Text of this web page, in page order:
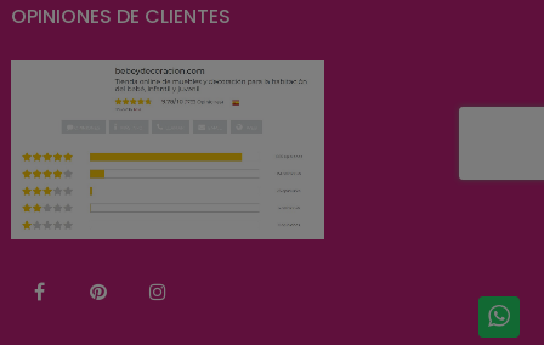
OPINIONES DE CLIENTES
FacebookPinterest